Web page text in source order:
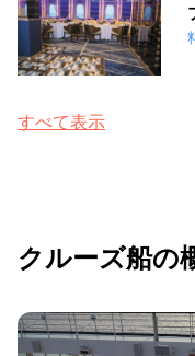
すべて表示
クルーズ船の